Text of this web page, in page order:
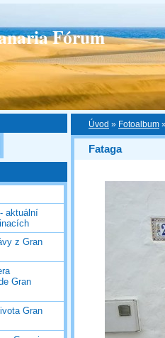
Fórum
aktuální
z Gran
Gran
Gran
Úvod » Fotoalbum
Fataga